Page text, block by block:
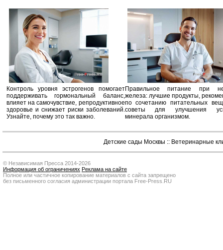
Контроль уровня эстрогенов помогает
поддерживать гормональный баланс,
влияет на самочувствие, репродуктивное
здоровье и снижает риски заболеваний.
Узнайте, почему это так важно.
Правильное питание при
железа: лучшие продукты,
по сочетанию питательных
советы для улучшения
минерала организмом.
Детские сады Москвы :: Ветеринарные
© Независимая Пресса 2014-2026
Информация об ограничениях Реклама на сайте
Полное или частичное копирование материалов с сайта запрещено
без письменного согласия администрации портала Free-Press.RU